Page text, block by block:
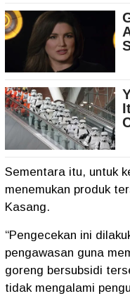
Sementara itu, untuk
menemukan produk
Kasang.
“Pengecekan ini
pengawasan guna
goreng bersubsidi
tidak mengalami